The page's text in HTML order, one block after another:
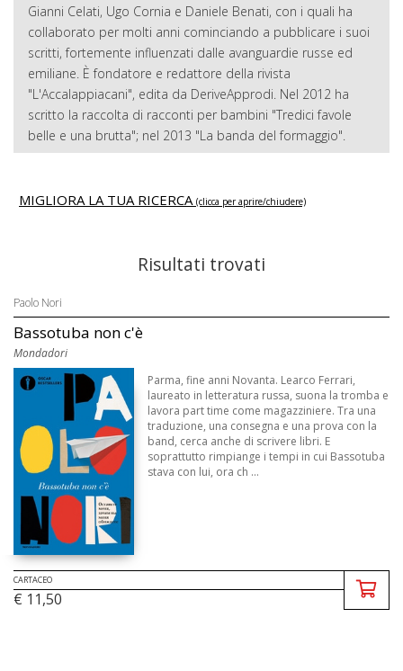
Gianni Celati, Ugo Cornia e Daniele Benati, con i quali ha
collaborato per molti anni cominciando a pubblicare i suoi
scritti, fortemente influenzati dalle avanguardie russe ed
emiliane. È fondatore e redattore della rivista
"L'Accalappiacani", edita da DeriveApprodi. Nel 2012 ha
scritto la raccolta di racconti per bambini "Tredici favole
belle e una brutta"; nel 2013 "La banda del formaggio".
MIGLIORA LA TUA RICERCA (clicca per aprire/chiudere)
Risultati trovati
Paolo Nori
Bassotuba non c'è
Mondadori
Parma, fine anni Novanta. Learco Ferrari,
laureato in letteratura russa, suona la tromba e
lavora part time come magazziniere. Tra una
traduzione, una consegna e una prova con la
band, cerca anche di scrivere libri. E
soprattutto rimpiange i tempi in cui Bassotuba
stava con lui, ora ch ...
CARTACEO
€ 11,50